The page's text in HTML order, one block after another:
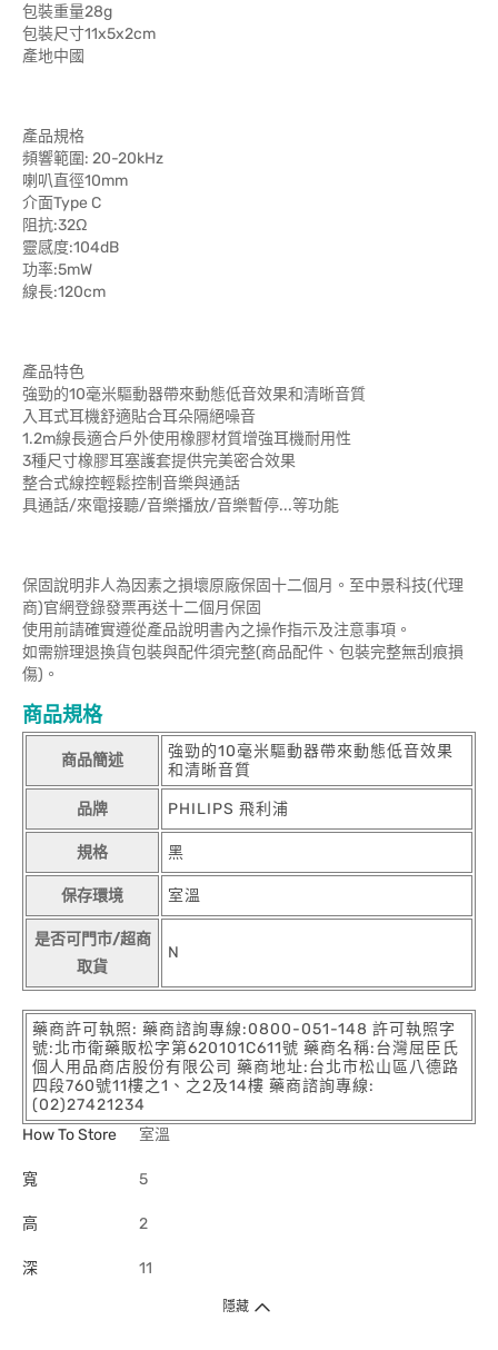
包裝重量28g
包裝尺寸11x5x2cm
產地中國
產品規格
頻響範圍: 20-20kHz
喇叭直徑10mm
介面Type C
阻抗:32Ω
靈感度:104dB
功率:5mW
線長:120cm
產品特色
強勁的10毫米驅動器帶來動態低音效果和清晰音質
入耳式耳機舒適貼合耳朵隔絕噪音
1.2m線長適合戶外使用橡膠材質增強耳機耐用性
3種尺寸橡膠耳塞護套提供完美密合效果
整合式線控輕鬆控制音樂與通話
具通話/來電接聽/音樂播放/音樂暫停...等功能
保固說明非人為因素之損壞原廠保固十二個月。至中景科技(代理
商)官網登錄發票再送十二個月保固
使用前請確實遵從產品說明書內之操作指示及注意事項。
如需辦理退換貨包裝與配件須完整(商品配件、包裝完整無刮痕損
傷)。
商品規格
商品簡述
強勁的10毫米驅動器帶來動態低音效果
和清晰音質
品牌 PHILIPS 飛利浦
規格 黑
保存環境 室溫
是否可門市/超商
取貨
N
藥商許可執照: 藥商諮詢專線:0800-051-148 許可執照字
號:北市衛藥販松字第620101C611號 藥商名稱:台灣屈臣氏
個人用品商店股份有限公司 藥商地址:台北市松山區八德路
四段760號11樓之1、之2及14樓 藥商諮詢專線:
(02)27421234
How To Store
室溫
寬 5
高 2
深 11
隱藏